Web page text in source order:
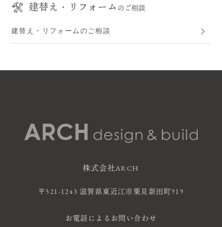
建替え・リフォーム のご相談
建替え・リフォームのご相談
株式会社ARCH
〒521-1243 滋賀県東近江市栗見新田町919
お電話によるお問い合わせ